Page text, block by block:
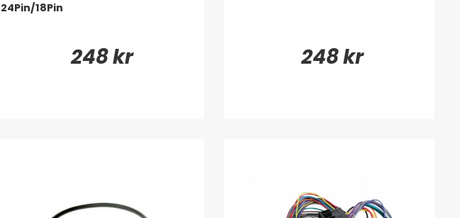
24Pin/18Pin
248 kr 248 kr